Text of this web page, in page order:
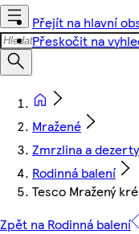
Přejít na hlavní
Přeskočit na
Mražené
Zmrzlina a dezerty
Rodinná balení
Tesco Mražený
Zpět na Rodinná balení